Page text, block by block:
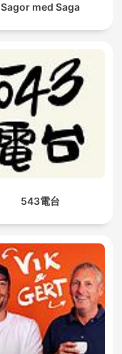
Sagor med Saga
543電台